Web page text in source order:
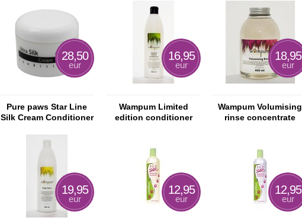
28,50
eur
Pure paws Star Line
Silk Cream Conditioner
16,95
eur
Wampum Limited
edition conditioner
18,95
eur
Wampum Volumising
rinse concentrate
19,95
eur
12,95
eur
12,95
eur